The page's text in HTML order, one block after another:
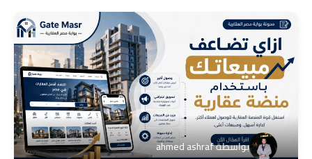
بواسطةahmed ashraf